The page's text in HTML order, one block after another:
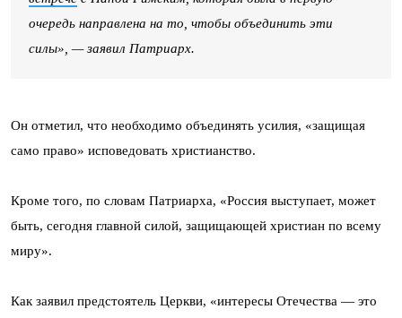
очередь направлена на то, чтобы объединить эти
силы», — заявил Патриарх.
Он отметил, что необходимо объединять усилия, «защищая
само право» исповедовать христианство.
Кроме того, по словам Патриарха, «Россия выступает, может
быть, сегодня главной силой, защищающей христиан по всему
миру».
Как заявил предстоятель Церкви, «интересы Отечества — это